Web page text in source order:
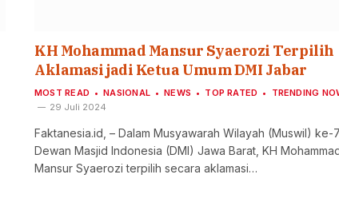
KH Mohammad Mansur Syaerozi Terpilih
Aklamasi jadi Ketua Umum DMI Jabar
MOST READ NASIONAL NEWS TOP RATED
TRENDING
29 Juli 2024
Faktanesia.id, – Dalam Musyawarah Wilayah (Muswil) ke-7
Dewan Masjid Indonesia (DMI) Jawa Barat, KH
Mansur Syaerozi terpilih secara aklamasi…